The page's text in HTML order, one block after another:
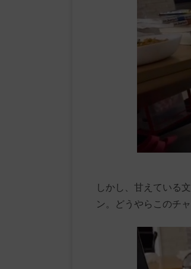
しかし、甘えている
ン。どうやらこのチ